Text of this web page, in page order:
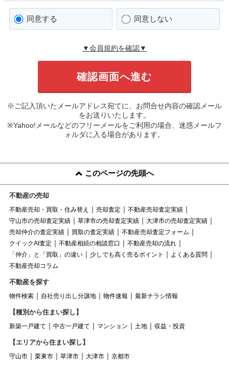
同意する 同意しない
▼会員規約を確認▼
※ご記入頂いたメールアドレス宛てに、お問合せ内容の確認メール
をお送りいたします。
※Yahoo!メールなどのフリーメールをご利用の場合、迷惑メールフ
ォルダに入る場合があります。
このページの先頭へ
不動産の売却
不動産売却・買取・住み替え 売却査定
不動産売却査定実績
守山市の売却査定実績
草津市の売却査定実績
大津市の売却査定実績
売却仲介の査定実績
買取の査定実績
不動産売却査定フォーム
クイックAI査定
不動産相続の相談窓口
不動産売却の流れ
「仲介」と「買取」の違い
少しでも高く売るポイント
よくある質問
不動産売却コラム
不動産を探す
物件検索 自社売り出し分譲地 物件速報 最新チラシ情報
【種別から住まい探し】
新築一戸建て 中古一戸建て マンション 土地 収益・投資
【エリアから住まい探し】
守山市 栗東市 草津市 大津市 京都市